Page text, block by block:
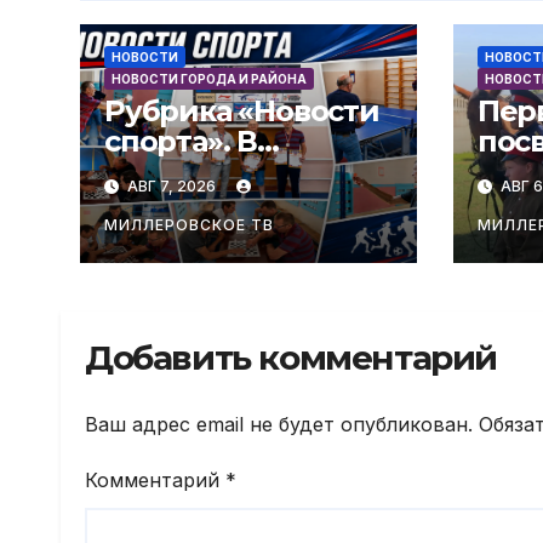
НОВОСТИ
НОВОСТИ ГОРОДА И РАЙОНА
Рубрика «Новости
спорта». В
Миллерово
прошли
соревнования ко
Дню
АВГ 7, 2026
МИЛЛЕРОВСКОЕ ТВ
АВГ
Добавить комментарий
Ваш адрес email не будет опубликован.
Комментарий *